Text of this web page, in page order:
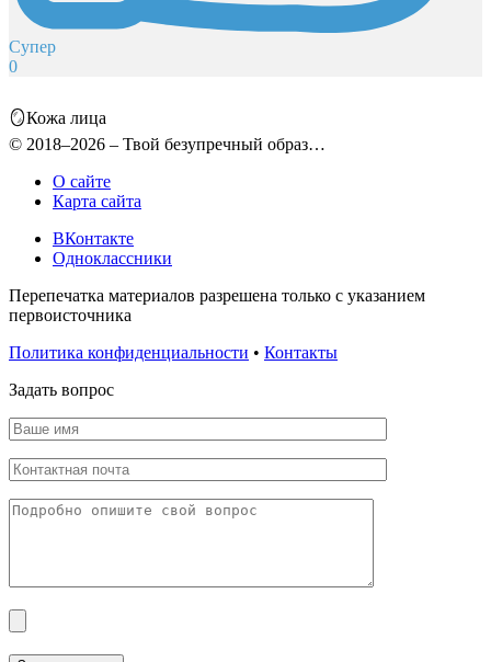
Супер
0
🪞Кожа лица
© 2018–2026 – Твой безупречный образ…
О сайте
Карта сайта
ВКонтакте
Одноклассники
Перепечатка материалов разрешена только с указанием
первоисточника
Политика конфиденциальности • Контакты
Задать вопрос